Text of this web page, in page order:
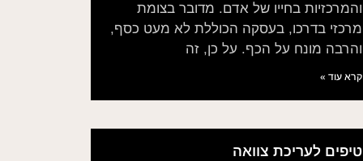
והמרכזיות בחייו של אדם. מדובר בצומת
מרכזי בדרכו, בעסקה הכוללת לא מעט כסף,
והרבה מונח על הכף. על כן, זה
קרא עוד »
טיפים לעריכת צוואה